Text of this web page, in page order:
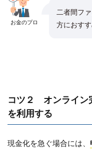
お金のプロ
二者間フ
方におすす
コツ２ オンライン
を利用する
現金化を急ぐ場合には、